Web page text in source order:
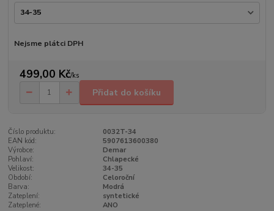
Nejsme plátci DPH
499,00 Kč/ks
Přidat do košíku
Číslo produktu:
0032T-34
EAN kód:
5907613600380
Výrobce:
Demar
Pohlaví:
Chlapecké
Velikost:
34-35
Období:
Celoroční
Barva:
Modrá
Zateplení:
syntetické
Zateplené:
ANO